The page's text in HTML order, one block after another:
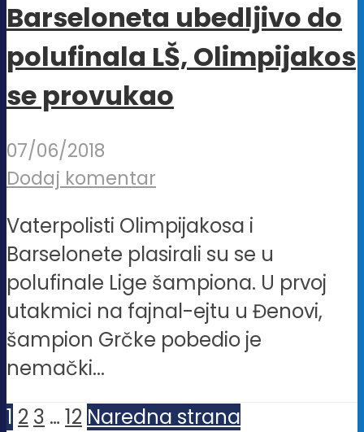
Barseloneta ubedljivo do
polufinala LŠ, Olimpijakos
se provukao
07/06/2018
Dodaj komentar
Vaterpolisti Olimpijakosa i
Barselonete plasirali su se u
polufinale Lige šampiona. U prvoj
utakmici na fajnal-ejtu u Đenovi,
šampion Grčke pobedio je
nemački...
1 2 3 … 12 Naredna strana